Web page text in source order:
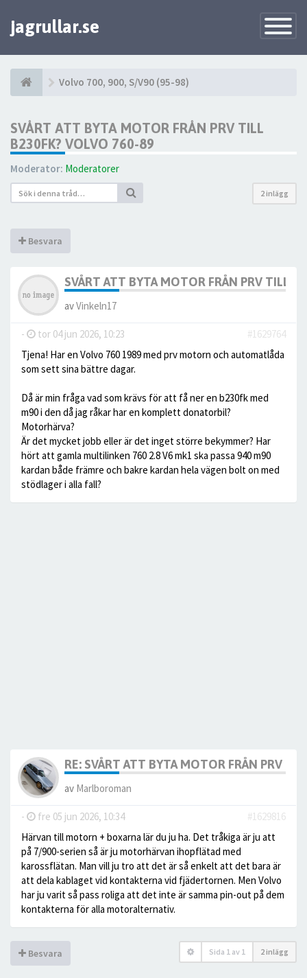
Toggle
jagrullar.se
Volvo 700, 900, S/V90 (95-98)
SVÅRT ATT BYTA MOTOR FRÅN PRV TILL
B230FK? VOLVO 760-89
Moderator: Moderatorer
2 inlägg
Besvara
SVÅRT ATT BYTA MOTOR FRÅN PRV TILL
avVinkeln17
- tor 04 jun 2026, 10:23
#1629764
Tjena! Har en Volvo 760 1989 med prv motorn och automatlåda
som sett sina bättre dagar.
Då är min fråga vad som krävs för att få ner en b230fk med
m90 i den då jag råkar har en komplett donatorbil?
Motorhärva?
Är det mycket jobb eller är det inget större bekymmer? Har
hört att gamla multilinken 760 2.8 V6 mk1 ska passa 940 m90
kardan både främre och bakre kardan hela vägen bolt on med
stödlager i alla fall?
RE: SVÅRT ATT BYTA MOTOR FRÅN PRV
av Marlboroman
- fre 05 jun 2026, 10:34
#1629816
Härvan till motorn + boxarna lär du ju ha. Det tråkiga är ju att
på 7/900-serien så är ju motorhärvan ihopflätad med
karossflätan. Man vill ju tro att det är så enkelt att det bara är
att dela kablaget vid kontakterna vid fjädertornen. Men Volvo
har ju varit så pass roliga att det inte är samma pin-out på dem
kontakterna för alla motoralternativ.
Besvara Sida 1 av 1 2 inlägg